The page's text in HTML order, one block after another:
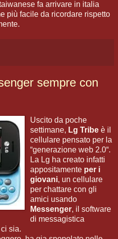
fa arrivare in italia
più facile da ricordare rispetto
sempre con
Uscito da poche
settimane, Lg Tribe è il
cellulare pensato per la
“generazione web 2.0“.
La Lg ha creato infatti
appositamente per i
giovani, un cellulare
per chattare con gli
amici usando
Messenger, il software
di messagistica
sia.